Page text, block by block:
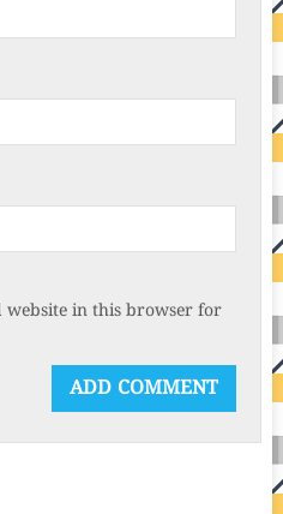
website in this browser for